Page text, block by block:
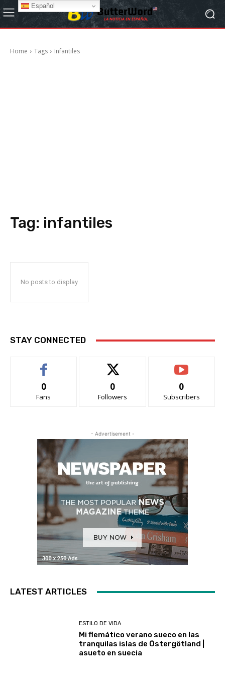
Home Tags Infantiles
Tag: infantiles
No posts to display
STAY CONNECTED
0
Fans
0
Followers
0
Subscribers
- Advertisement -
LATEST ARTICLES
ESTILO DE VIDA
Mi flemático verano sueco en las
tranquilas islas de Östergötland |
asueto en suecia
Español